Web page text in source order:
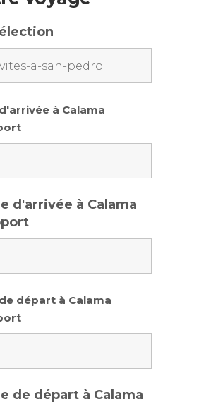
à Calama
d'arrivée à Calama
départ à Calama
de départ à Calama